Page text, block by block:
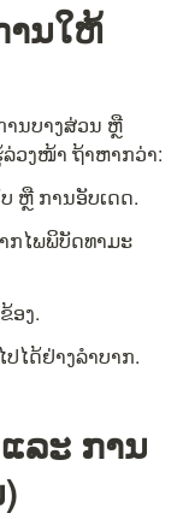
ານໃຫ້
ນບາງສ່ວນ ຫຼື
ວງໜ້າ ຖ້າຫາກວ່າ:
ຫຼື ການອັບເດດ.
ກໄພພິບັດທາມະ
ອງ.
ໄດ້ຢ່າງລຳບາກ.
ລະ ການ